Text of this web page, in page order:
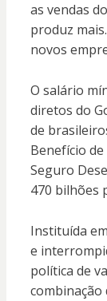
as vendas
produz
novos
O salário
diretos do
de
Benefício
Seguro
470 bilhões
Instituída
e
política de
combinação